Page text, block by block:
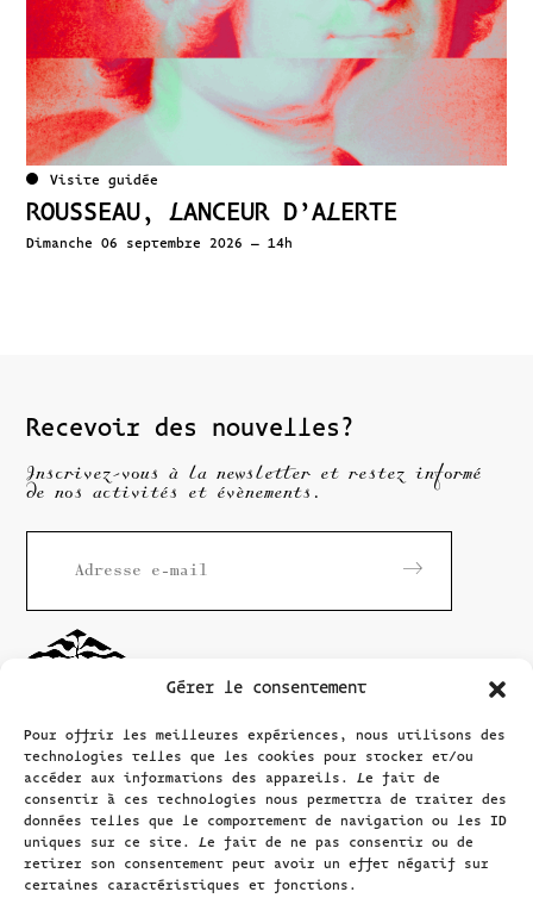
Gérer le consentement
Pour offrir les meilleures expériences, nous utilisons des
technologies telles que les cookies pour stocker et/ou
accéder aux informations des appareils. Le fait de
consentir à ces technologies nous permettra de traiter des
données telles que le comportement de navigation ou les ID
uniques sur ce site. Le fait de ne pas consentir ou de
retirer son consentement peut avoir un effet négatif sur
certaines caractéristiques et fonctions.
Visite guidée
ROUSSEAU, LANCEUR D’ALERTE
Dimanche 06 septembre 2026 – 14h
Recevoir des nouvelles?
Inscrivez-vous à la newsletter et restez informé
de nos activités et évènements.
Maison
Rousseau
Littérature